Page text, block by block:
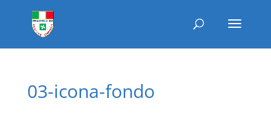
03-icona-fondo